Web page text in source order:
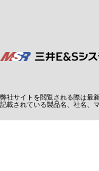
弊社サイトを閲覧される際は最
記載されている製品名、社名、